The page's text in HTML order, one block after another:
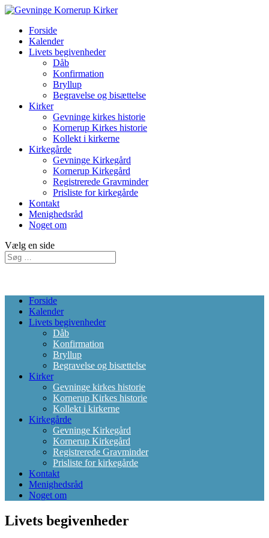
Forside
Kalender
Livets begivenheder
Dåb
Konfirmation
Bryllup
Begravelse og bisættelse
Kirker
Gevninge kirkes historie
Kornerup Kirkes historie
Kollekt i kirkerne
Kirkegårde
Gevninge Kirkegård
Kornerup Kirkegård
Registrerede Gravminder
Prisliste for kirkegårde
Kontakt
Menighedsråd
Noget om
Vælg en side
Forside
Kalender
Livets begivenheder
Dåb
Konfirmation
Bryllup
Begravelse og bisættelse
Kirker
Gevninge kirkes historie
Kornerup Kirkes historie
Kollekt i kirkerne
Kirkegårde
Gevninge Kirkegård
Kornerup Kirkegård
Registrerede Gravminder
Prisliste for kirkegårde
Kontakt
Menighedsråd
Noget om
Livets begivenheder